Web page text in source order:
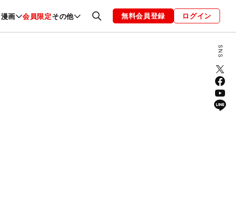
漫画 会員限定その他
ファッション 恋愛・結婚 編集部 お知らせ
無料会員登録 ログイン